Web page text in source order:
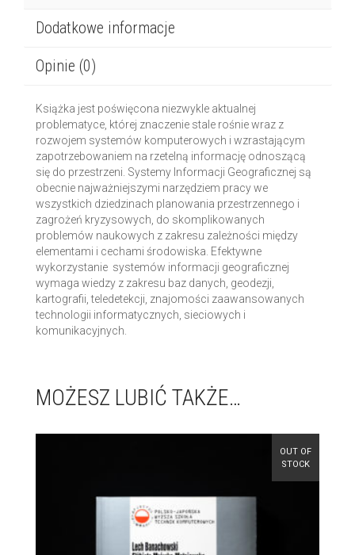
Dodatkowe informacje
Opinie (0)
Książka jest poświęcona niezwykle aktualnej
problematyce, której znaczenie stale rośnie wraz z
rozwojem systemów komputerowych i wzrastającym
zapotrzebowaniem na rzetelną informację odnoszącą
się do przestrzeni. Systemy Informacji Geograficznej są
obecnie najważniejszymi narzędziem pracy we
wszystkich dziedzinach planowania przestrzennego i
zagrożeń kryzysowych, do skomplikowanych
problemów naukowych z zakresu zależności między
elementami i cechami środowiska. Efektywne
wykorzystanie systemów informacji geograficznej
wymaga wiedzy z zakresu baz danych, geodezji,
kartografii, teledetekcji, znajomości zaawansowanych
technologii informatycznych, sieciowych i
komunikacyjnych.
MOŻESZ LUBIĆ TAKŻE…
OUT OF
STOCK